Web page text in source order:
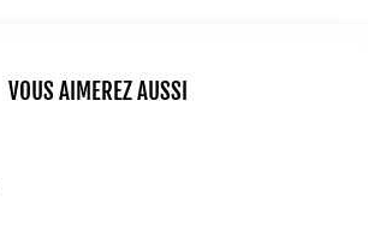
VOUS AIMEREZ AUSSI